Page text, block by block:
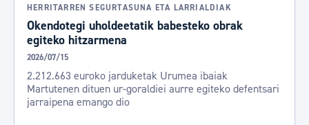
HERRITARREN SEGURTASUNA ETA LARRIALDIAK
Okendotegi uholdeetatik babesteko obrak
egiteko hitzarmena
2026/07/15
2.212.663 euroko jarduketak Urumea ibaiak
Martutenen dituen ur-goraldiei aurre egiteko defentsari
jarraipena emango dio